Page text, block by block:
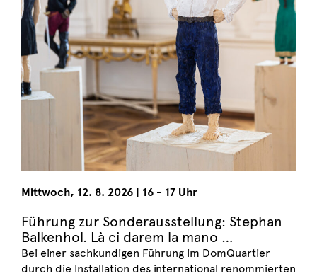
Mittwoch, 12. 8. 2026 | 16 - 17 Uhr
Führung zur Sonderausstellung: Stephan
Balkenhol. Là ci darem la mano …
Bei einer sachkundigen Führung im DomQuartier
durch die Installation des international renommierten